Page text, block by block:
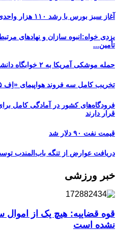
آغاز سبز بورس با رشد ۱۱۰ هزار واحدی شاخص کل
یزدی خواه:انبوه سازان و نهادهای
تأمین...
حمله موشکی آمریکا به ۲ خوابگاه دانشجویی در اهواز
تخریب کامل سه فروند هواپیمای «اِف ۳۵» آمریکا توسط سپاه
فرودگاه‌های کشور در آمادگی کامل
قرار دارند
قیمت نفت ۹۰ دلار شد
دریافت عوارض از تنگه باب‌المندب
خبر ورزشی
قوه قضاییه: هیچ یک از اموال
نشده است